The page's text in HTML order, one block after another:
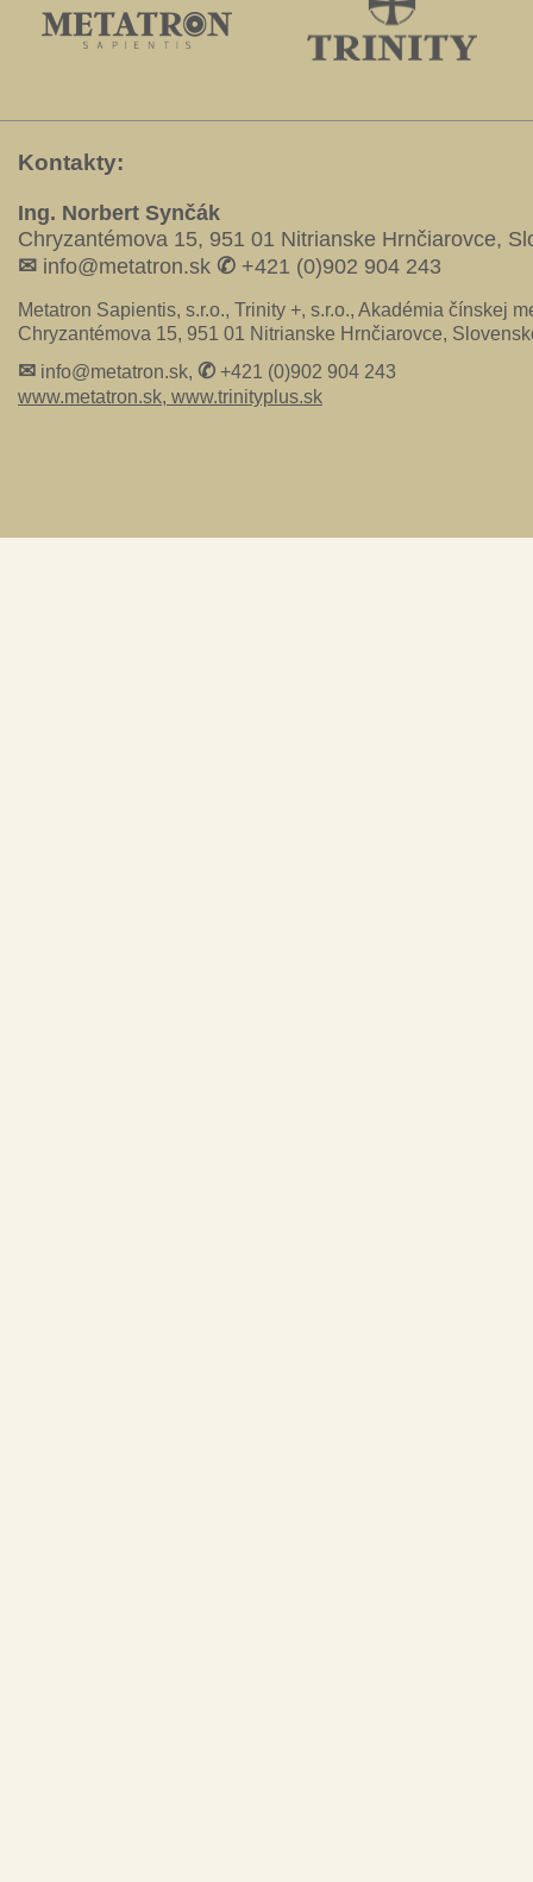
Kontakty:
Ing. Norbert Synčák
Chryzantémova 15, 951 01 Nitrianske Hrnčiarovce,
✉ info@metatron.sk ✆ +421 (0)902 904 243
Metatron Sapientis, s.r.o., Trinity +, s.r.o., Akadémia čínskej
Chryzantémova 15, 951 01 Nitrianske Hrnčiarovce,
✉ info@metatron.sk, ✆ +421 (0)902 904 243
www.metatron.sk, www.trinityplus.sk